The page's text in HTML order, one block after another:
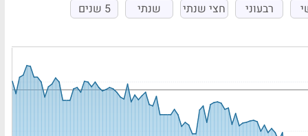
רבעוני חצי שנתי שנתי 5 שנים